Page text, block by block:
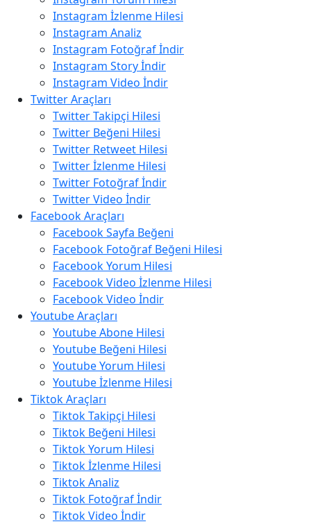
Instagram İzlenme Hilesi
Instagram Analiz
Instagram Fotoğraf İndir
Instagram Story İndir
Instagram Video İndir
Twitter Araçları
Twitter Takipçi Hilesi
Twitter Beğeni Hilesi
Twitter Retweet Hilesi
Twitter İzlenme Hilesi
Twitter Fotoğraf İndir
Twitter Video İndir
Facebook Araçları
Facebook Sayfa Beğeni
Facebook Fotoğraf Beğeni Hilesi
Facebook Yorum Hilesi
Facebook Video İzlenme Hilesi
Facebook Video İndir
Youtube Araçları
Youtube Abone Hilesi
Youtube Beğeni Hilesi
Youtube Yorum Hilesi
Youtube İzlenme Hilesi
Tiktok Araçları
Tiktok Takipçi Hilesi
Tiktok Beğeni Hilesi
Tiktok Yorum Hilesi
Tiktok İzlenme Hilesi
Tiktok Analiz
Tiktok Fotoğraf İndir
Tiktok Video İndir